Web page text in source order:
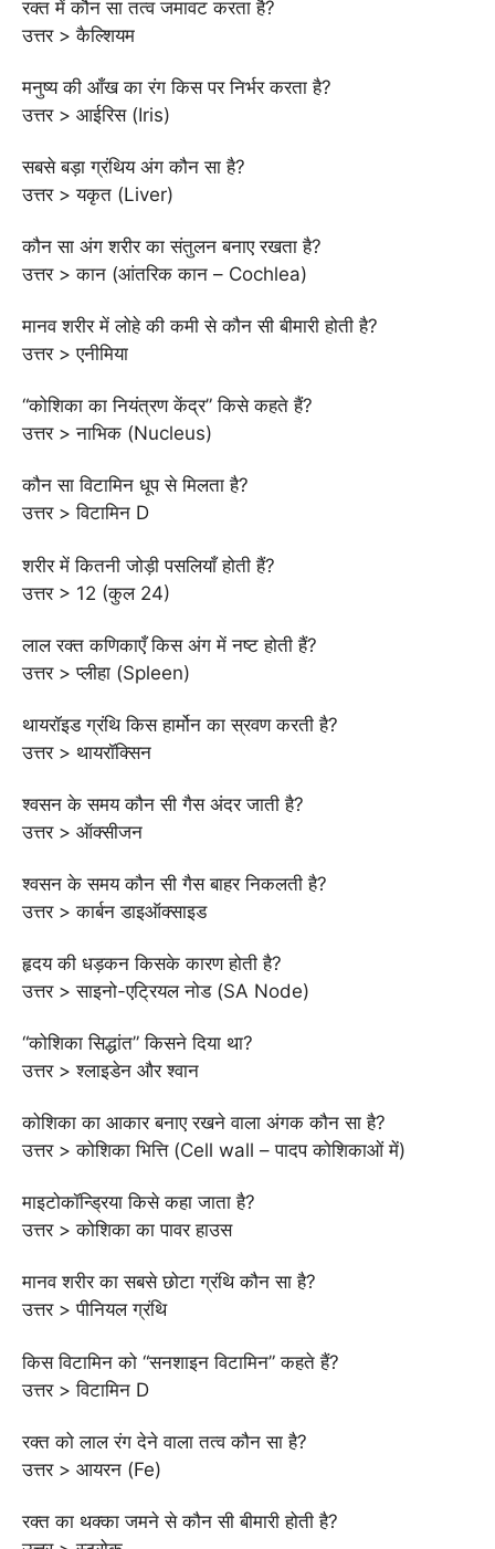
रक्त में कौन सा तत्व जमावट करता है?
उत्तर > कैल्शियम
मनुष्य की आँख का रंग किस पर निर्भर करता है?
उत्तर > आईरिस (Iris)
सबसे बड़ा ग्रंथिय अंग कौन सा है?
उत्तर > यकृत (Liver)
कौन सा अंग शरीर का संतुलन बनाए रखता है?
उत्तर > कान (आंतरिक कान – Cochlea)
मानव शरीर में लोहे की कमी से कौन सी बीमारी होती है?
उत्तर > एनीमिया
“कोशिका का नियंत्रण केंद्र” किसे कहते हैं?
उत्तर > नाभिक (Nucleus)
कौन सा विटामिन धूप से मिलता है?
उत्तर > विटामिन D
शरीर में कितनी जोड़ी पसलियाँ होती हैं?
उत्तर > 12 (कुल 24)
लाल रक्त कणिकाएँ किस अंग में नष्ट होती हैं?
उत्तर > प्लीहा (Spleen)
थायरॉइड ग्रंथि किस हार्मोन का स्रवण करती है?
उत्तर > थायरॉक्सिन
श्वसन के समय कौन सी गैस अंदर जाती है?
उत्तर > ऑक्सीजन
श्वसन के समय कौन सी गैस बाहर निकलती है?
उत्तर > कार्बन डाइऑक्साइड
हृदय की धड़कन किसके कारण होती है?
उत्तर > साइनो-एट्रियल नोड (SA Node)
“कोशिका सिद्धांत” किसने दिया था?
उत्तर > श्लाइडेन और श्वान
कोशिका का आकार बनाए रखने वाला अंगक कौन सा है?
उत्तर > कोशिका भित्ति (Cell wall – पादप कोशिकाओं में)
माइटोकॉन्ड्रिया किसे कहा जाता है?
उत्तर > कोशिका का पावर हाउस
मानव शरीर का सबसे छोटा ग्रंथि कौन सा है?
उत्तर > पीनियल ग्रंथि
किस विटामिन को “सनशाइन विटामिन” कहते हैं?
उत्तर > विटामिन D
रक्त को लाल रंग देने वाला तत्व कौन सा है?
उत्तर > आयरन (Fe)
रक्त का थक्का जमने से कौन सी बीमारी होती है?